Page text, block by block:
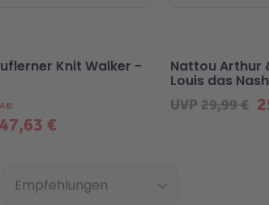
AB
47,63 €
Knit Walker -
UVP29,99 €
Nattou Arthur
Louis das
Unten